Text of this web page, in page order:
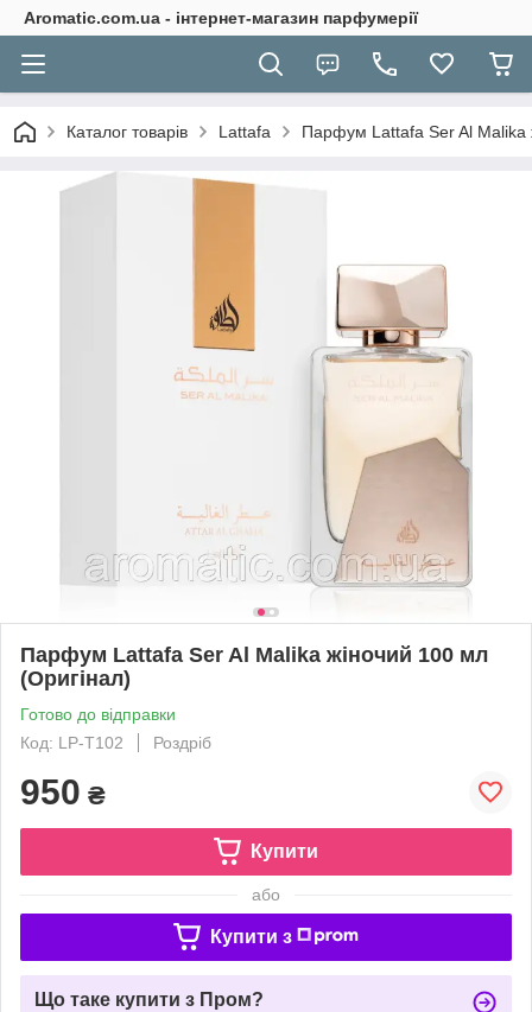
Aromatic.com.ua - інтернет-магазин парфумерії
Каталог товарів Lattafa Парфум Lattafa Ser Al Malika
Парфум Lattafa Ser Al Malika жіночий 100 мл
(Оригінал)
Готово до відправки
Код: LP-T102
Роздріб
950 ₴
Купити
або
Купити з
Що таке купити з Пром?